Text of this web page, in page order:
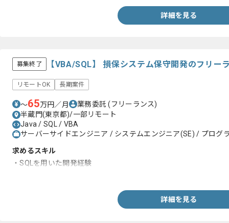
詳細を見る
募集終了 【VBA/SQL】 損保システム保守開発のフリー
リモートOK 長期案件
〜65万円／月 業務委託(フリーランス)
半蔵門(東京都)/一部リモート
Java / SQL / VBA
サーバーサイドエンジニア / システムエンジニア(SE) / プログ
求めるスキル
・SQLを用いた開発経験
詳細を見る